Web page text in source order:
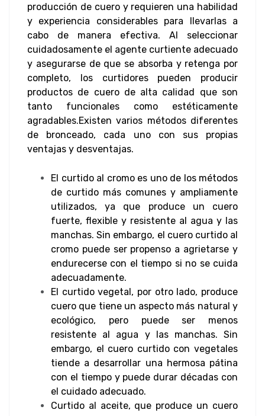
producción de cuero y requieren una habilidad
y experiencia considerables para llevarlas a
cabo de manera efectiva. Al seleccionar
cuidadosamente el agente curtiente adecuado
y asegurarse de que se absorba y retenga por
completo, los curtidores pueden producir
productos de cuero de alta calidad que son
tanto funcionales como estéticamente
agradables.Existen varios métodos diferentes
de bronceado, cada uno con sus propias
ventajas y desventajas.
El curtido al cromo es uno de los métodos
de curtido más comunes y ampliamente
utilizados, ya que produce un cuero
fuerte, flexible y resistente al agua y las
manchas. Sin embargo, el cuero curtido al
cromo puede ser propenso a agrietarse y
endurecerse con el tiempo si no se cuida
adecuadamente.
El curtido vegetal, por otro lado, produce
cuero que tiene un aspecto más natural y
ecológico, pero puede ser menos
resistente al agua y las manchas. Sin
embargo, el cuero curtido con vegetales
tiende a desarrollar una hermosa pátina
con el tiempo y puede durar décadas con
el cuidado adecuado.
Curtido al aceite, que produce un cuero